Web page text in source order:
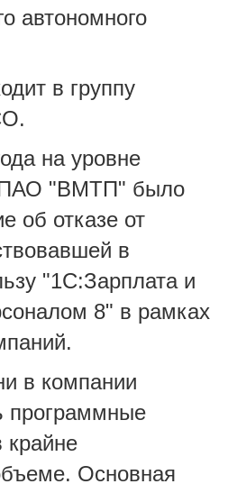
автономного
в группу
на уровне
ПАО "ВМТП" было
об отказе от
в
"1С:Зарплата и
8" в рамках
в компании
программные
крайне
Основная